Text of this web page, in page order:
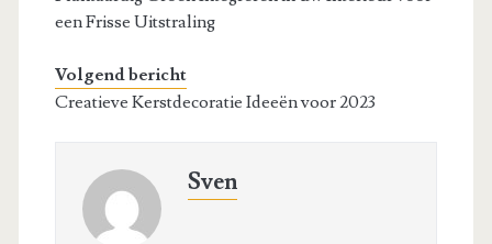
een Frisse Uitstraling
Volgend bericht
Creatieve Kerstdecoratie Ideeën voor 2023
Sven